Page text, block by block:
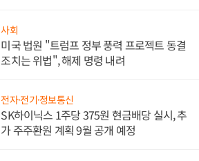
사회
미국 법원 "트럼프 정부 풍력 프로젝트 동결
조치는 위법", 해제 명령 내려
전자·전기·정보통신
SK하이닉스 1주당 375원 현금배당 실시, 추
가 주주환원 계획 9월 공개 예정